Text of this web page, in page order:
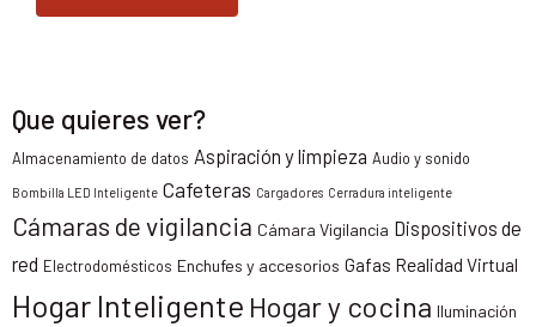
Que quieres ver?
Almacenamiento de datos Aspiración y limpieza Audio y sonido
Bombilla LED Inteligente Cafeteras Cargadores Cerradura inteligente
Cámaras de vigilancia Cámara Vigilancia Dispositivos de
red Electrodomésticos Enchufes y accesorios Gafas Realidad Virtual
Hogar Inteligente Hogar y cocina Iluminación